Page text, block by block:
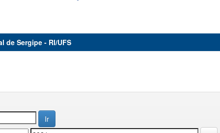
de Sergipe - RI/UFS